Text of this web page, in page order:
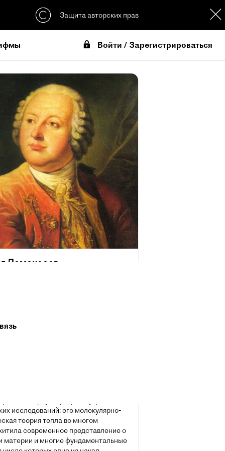
Защита авторских прав
Войти / Зарегистрироваться
Ломоносов
Российская империя) —
исследований; его молекулярно-
теория тепла во многом
современное представление о
материи и многие фундаментальные